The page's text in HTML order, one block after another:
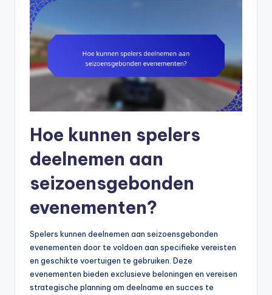
Hoe kunnen spelers
deelnemen aan
seizoensgebonden
evenementen?
Spelers kunnen deelnemen aan seizoensgebonden
evenementen door te voldoen aan specifieke vereisten
en geschikte voertuigen te gebruiken. Deze
evenementen bieden exclusieve beloningen en vereisen
strategische planning om deelname en succes te